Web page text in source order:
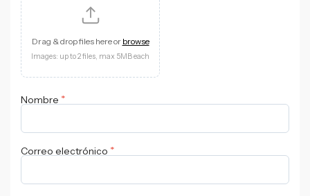
Drag & drop files here or browse
Images: up to 2 files, max 5MB each
Nombre *
Correo electrónico *